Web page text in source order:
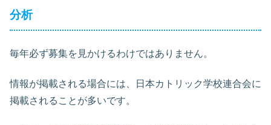
分析
毎年必ず募集を見かけるわけではありません。
情報が掲載される場合には、日本カトリック学校連合会に
掲載されることが多いです。